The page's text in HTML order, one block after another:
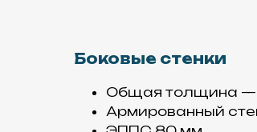
Боковые стенки
Общая толщина —
Армированный